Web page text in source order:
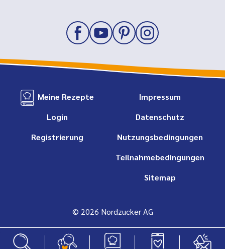
Meine Rezepte
Login
Registrierung
Impressum
Datenschutz
Nutzungsbedingungen
Teilnahmebedingungen
Sitemap
© 2026 Nordzucker AG